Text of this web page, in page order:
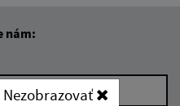
nám:
Nezobrazovať